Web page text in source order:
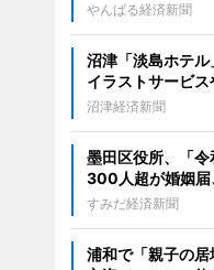
やんばる経済新聞
沼津「淡島ホテ
イラストサービ
沼津経済新聞
墨田区役所、「
300人超が婚姻届
すみだ経済新聞
浦和で「親子の